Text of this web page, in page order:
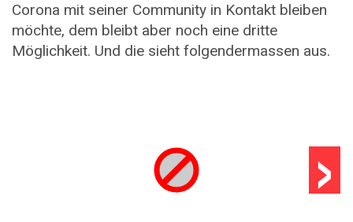
Corona mit seiner Community in Kontakt bleiben
möchte, dem bleibt aber noch eine dritte
Möglichkeit. Und die sieht folgendermassen aus.
›